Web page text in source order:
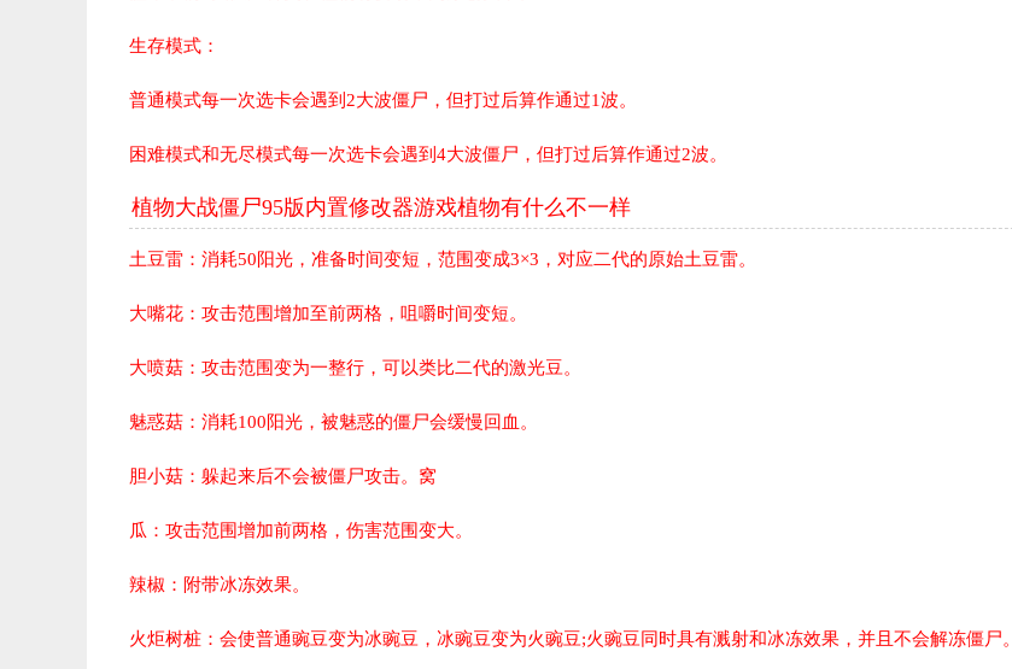
生存模式：
普通模式每一次选卡会遇到2大波僵尸，但打过后算作通过1波。
困难模式和无尽模式每一次选卡会遇到4大波僵尸，但打过后算作通过2波。
植物大战僵尸95版内置修改器游戏植物有什么不一样
土豆雷： 消耗50阳光，准备时间变短，范围变成3×3，对应二代的原始土豆雷。
大嘴花： 攻击范围增加至前两格，咀嚼时间变短。
大喷菇： 攻击范围变为一整行，可以类比二代的激光豆。
魅惑菇： 消耗100阳光，被魅惑的僵尸会缓慢回血。
胆小菇： 躲起来后不会被僵尸攻击。窝
瓜： 攻击范围增加前两格，伤害范围变大。
辣椒： 附带冰冻效果。
火炬树桩： 会使普通豌豆变为冰豌豆，冰豌豆变为火豌豆;火豌豆同时具有溅射和冰冻效果，并且不会解冻僵尸。